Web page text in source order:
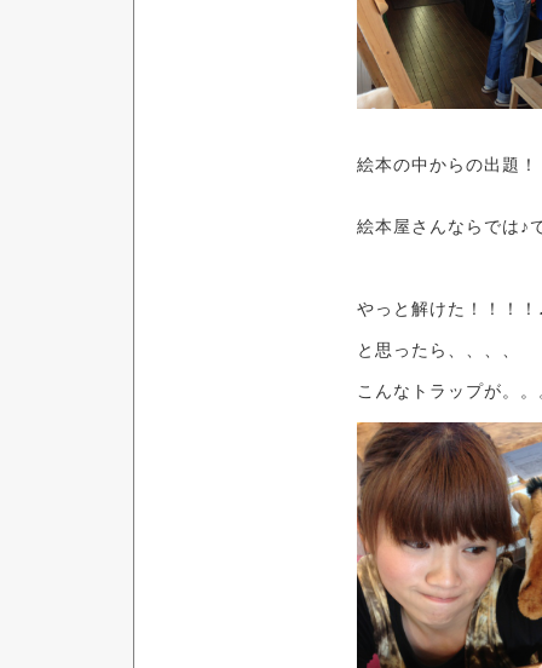
絵本の中からの出題！
絵本屋さんならでは♪
やっと解けた！！！！
と思ったら、、、、
こんなトラップが。。